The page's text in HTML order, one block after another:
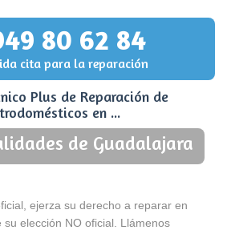
80 62 84
cita para la reparación
Plus de Reparación de
en ...
de Guadalajara
ejerza su derecho a reparar en
su elección NO oficial. Llámenos